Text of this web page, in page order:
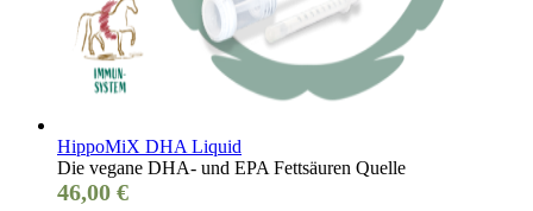
HippoMiX DHA Liquid
Die vegane DHA- und EPA Fettsäuren Quelle
46,00 €